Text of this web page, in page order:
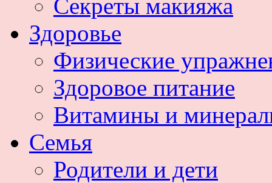
Секреты макияжа
Здоровье
Физические
Здоровое питание
Витамины и
Семья
Родители и дети